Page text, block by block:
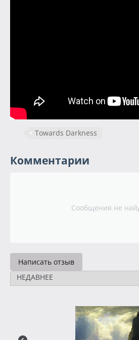
Towards Darkness
Комментарии
Сообщения не
Написать отзыв
НЕДАВНЕЕ